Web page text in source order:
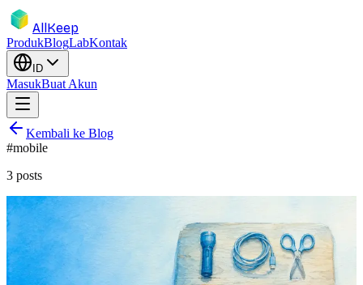
AllKeep
ProdukBlogLabKontak
ID
MasukBuat Akun
Kembali ke Blog
#mobile
3 posts
inventory mobile
Sembilan Barang. Satu Jepretan.
Masalah Laci, Beres.